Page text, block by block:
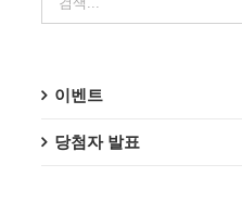
이벤트
당첨자 발표